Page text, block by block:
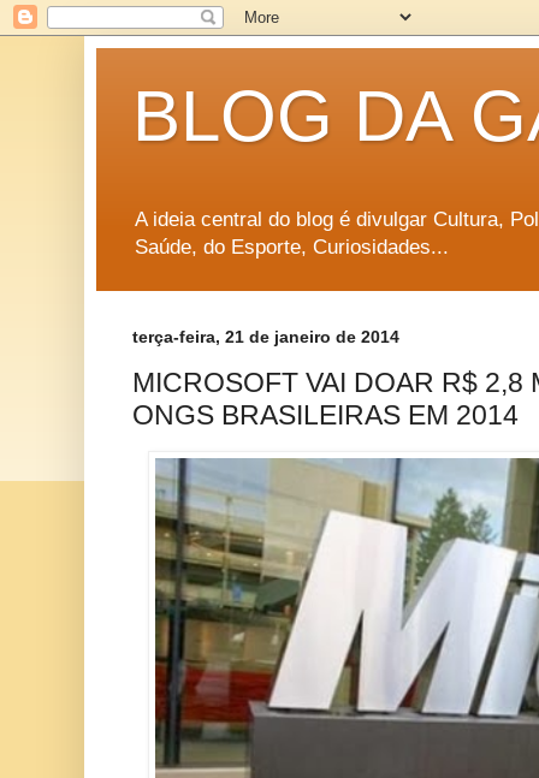
BLOG DA
A ideia central do blog é divulgar Cultura,
Saúde, do Esporte, Curiosidades...
terça-feira, 21 de janeiro de 2014
MICROSOFT VAI DOAR R$ 2,8
ONGS BRASILEIRAS EM 2014